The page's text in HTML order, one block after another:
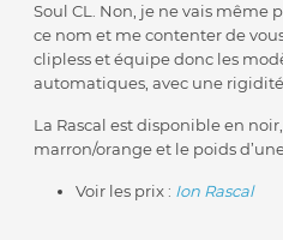
Soul CL. Non, je ne vais même
ce nom et me contenter de
clipless et équipe donc les
automatiques, avec une
La Rascal est disponible en
marron/orange et le poids
Voir les prix : Ion Rascal